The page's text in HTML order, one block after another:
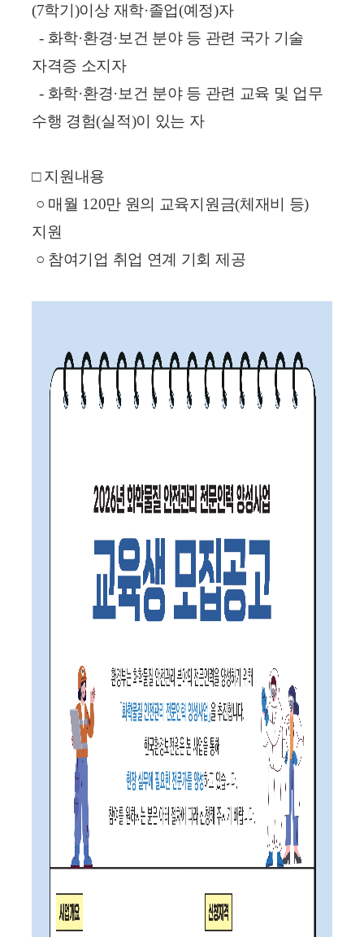
(7학기)이상 재학·졸업(예정)자
- 화학·환경·보건 분야 등 관련 국가 기술
자격증 소지자
- 화학·환경·보건 분야 등 관련 교육 및 업무
수행 경험(실적)이 있는 자
□ 지원내용
○ 매월 120만 원의 교육지원금(체재비 등)
지원
○ 참여기업 취업 연계 기회 제공